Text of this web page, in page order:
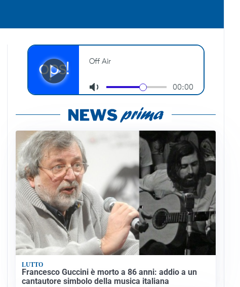
LUTTO
Francesco Guccini è morto a 86 anni: addio a un
cantautore simbolo della musica italiana